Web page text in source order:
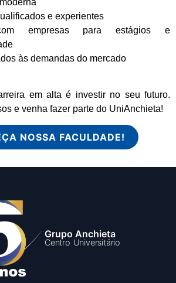
e experientes
empresas para estágios e
às demandas do mercado
em alta é investir no seu futuro.
e venha fazer parte do UniAnchieta!
NOSSA FACULDADE!
Grupo Anchieta
Centro Universitário